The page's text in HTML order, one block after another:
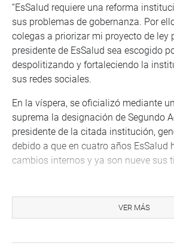
“EsSalud requiere una reforma
sus problemas de gobernanza. Por
colegas a priorizar mi proyecto de ley
presidente de EsSalud sea escogido
despolitizando y fortaleciendo la
sus redes sociales.
En la víspera, se oficializó mediante
suprema la designación de Segundo
presidente de la citada institución,
debido a que en cuatro años EsSalud
cambios internos y ya son nueve sus
rotación y se mostró en contra que el
en base a criterio político, tenga
VER MÁS